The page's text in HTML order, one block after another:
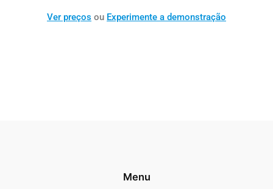
Ver preços ou Experimente a demonstração
Menu